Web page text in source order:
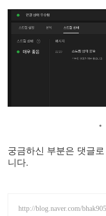
궁금하신 부분은 댓글
니다.
http://blog.naver.com/bhak905